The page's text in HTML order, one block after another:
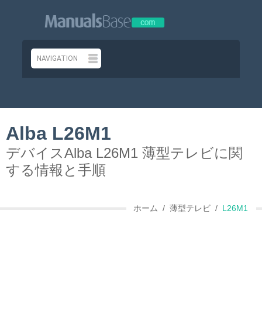
Alba L26M1
デバイスAlba L26M1 薄型テレビに関
する情報と手順
ホーム 薄型テレビ L26M1